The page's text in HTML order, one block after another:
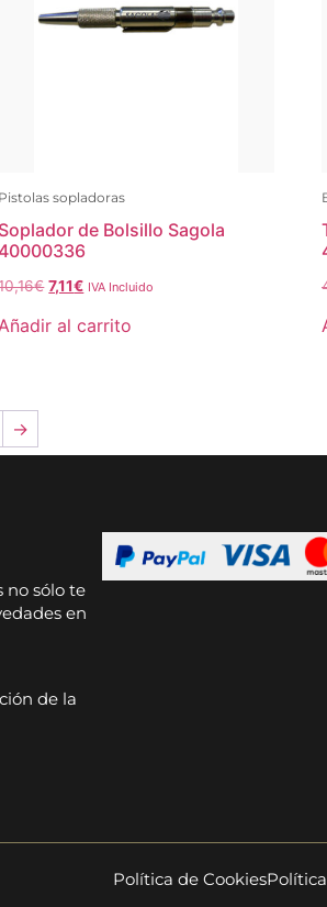
Pistolas sopladoras
Soplador de Bolsillo Sagola
40000336
€ 7,11€ IVA Incluido
Añadir al carrito
→
no sólo te
en
de la
Política de Cookies